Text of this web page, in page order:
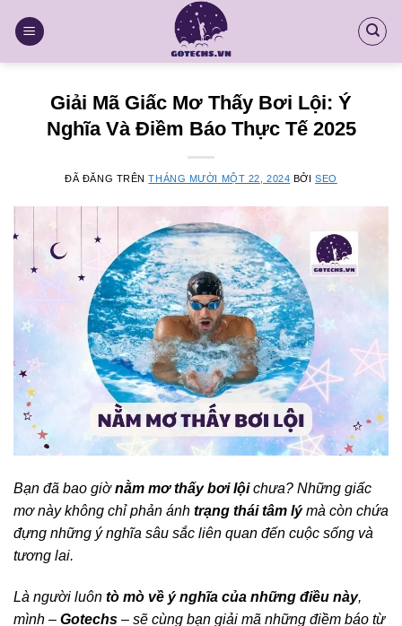
đến
Giải Mã Giấc Mơ Thấy Bơi Lội: Ý
Nghĩa Và Điềm Báo Thực Tế 2025
ĐÃ ĐĂNG TRÊNTHÁNG MƯỜI MỘT 22, 2024 BỞISEO
Bạn đã bao giờnằm mơ thấy bơi lộichưa? Những giấc
mơ này không chỉ phản ánh trạng thái tâm lýmà còn chứa
đựng những ý nghĩa sâu sắc liên quan đến cuộc sống và
tương lai.
Là người luôn tò mò về ý nghĩa của những điều này,
mình – Gotechs – sẽ cùng bạn giải mã những điềm báo từ